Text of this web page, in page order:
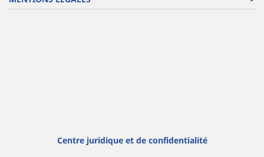
Centre juridique et de confidentialité